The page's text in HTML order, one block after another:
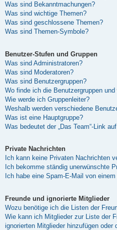
Was sind Bekanntmachungen?
Was sind wichtige Themen?
Was sind geschlossene Themen?
Was sind Themen-Symbole?
Benutzer-Stufen und Gruppen
Was sind Administratoren?
Was sind Moderatoren?
Was sind Benutzergruppen?
Wo finde ich die Benutzergruppen
Wie werde ich Gruppenleiter?
Weshalb werden verschiedene
Was ist eine Hauptgruppe?
Was bedeutet der „Das Team“-Link
Private Nachrichten
Ich kann keine Privaten Nachrichten
Ich bekomme ständig unerwünschte
Ich habe eine Spam-E-Mail von
Freunde und ignorierte Mitglieder
Wozu benötige ich die Listen der
Wie kann ich Mitglieder zur Liste der
ignorierten Mitglieder hinzufügen oder